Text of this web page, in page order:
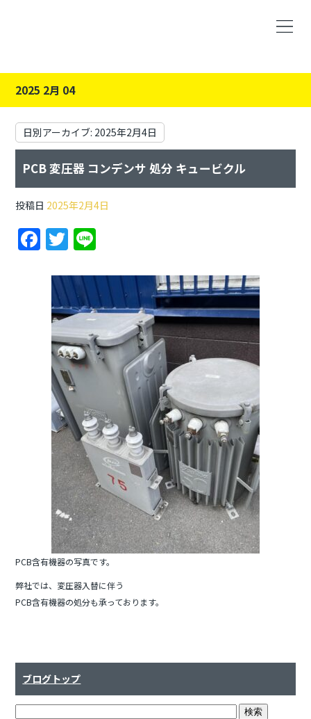
2025 2月 04
日別アーカイブ: 2025年2月4日
PCB 変圧器 コンデンサ 処分 キュービクル
投稿日 2025年2月4日
F
a
c
e
b
o
o
k
T
w
itt
er
e
PCB含有機器の写真です。
弊社では、変圧器入替に伴う
PCB含有機器の処分も承っております。
ブログトップ